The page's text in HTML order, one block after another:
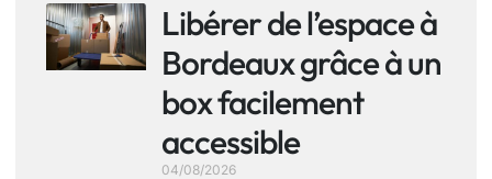
Libérer de l’espace à
Bordeaux grâce à un
box facilement
accessible
04/08/2026